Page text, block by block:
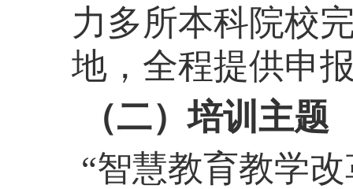
力多所本科院校
地，全程提供申
（二）培训主题
“智慧教育教学